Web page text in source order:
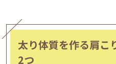
太り体質を作る肩こ
2つ